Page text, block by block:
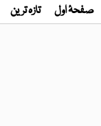
صفحۂ اول تازہ ترین